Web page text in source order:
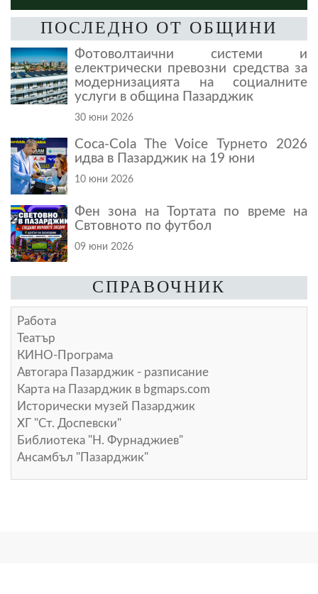
ПОСЛЕДНО ОТ ОБЩИНИ
Фотоволтаични системи и
електрически превозни средства за
модернизацията на социалните
услуги в община Пазарджик
30 юни 2026
Coca-Cola The Voice Турнето 2026
идва в Пазарджик на 19 юни
10 юни 2026
Фен зона на Тортата по време на
Свтовното по футбол
09 юни 2026
СПРАВОЧНИК
Работа
Театър
КИНО-Програма
Автогара Пазарджик - разписание
Карта на Пазарджик в bgmaps.com
Исторически музей Пазарджик
ХГ "Ст. Доспевски"
Библиотека "Н. Фурнаджиев"
Ансамбъл "Пазарджик"